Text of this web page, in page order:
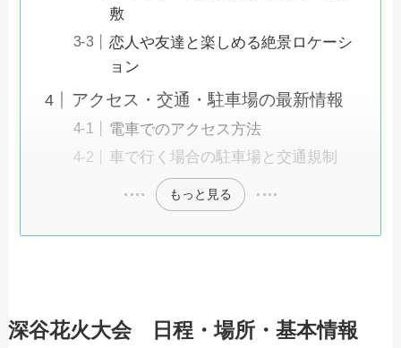
敷
恋人や友達と楽しめる絶景ロケーシ
ョン
アクセス・交通・駐車場の最新情報
電車でのアクセス方法
車で行く場合の駐車場と交通規制
もっと見る
深谷花火大会 日程・場所・基本情報